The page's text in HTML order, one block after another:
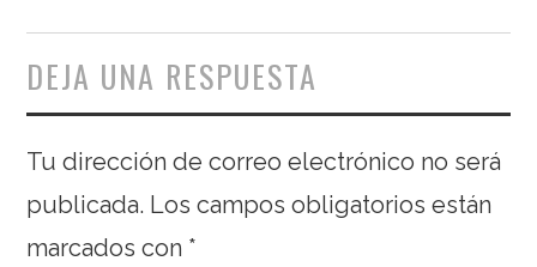
DEJA UNA RESPUESTA
Tu dirección de correo electrónico no será
publicada. Los campos obligatorios están
marcados con *